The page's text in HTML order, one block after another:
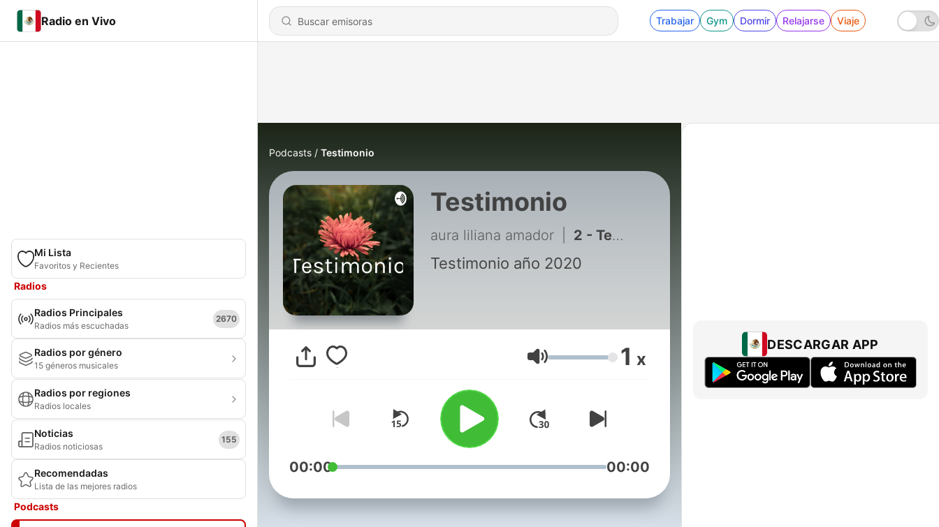
Radio en Vivo Trabajar Gym Dormir Relajarse Viaje
Mi Lista
Favoritos y Recientes
Radios
Radios Principales
Radios más escuchadas
2670
Radios por género
15 géneros musicales
Radios por regiones
Radios locales
Noticias
Radios noticiosas
155
Recomendadas
Lista de las mejores radios
Podcasts
Podcasts Testimonio
Testimonio
aura liliana amador 2 - Testimonio 2020
Testimonio año 2020
Volumen 1 x
00:00 00:00
DESCARGAR APP